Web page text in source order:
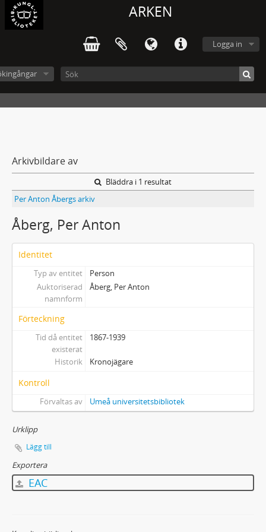
ARKEN
Logga in
Arkivbildare av
Bläddra i 1 resultat
Per Anton Åbergs arkiv
Åberg, Per Anton
Identitet
Typ av entitet
Person
Auktoriserad
namnform
Åberg, Per Anton
Förteckning
Tid då entitet
existerat
1867-1939
Historik Kronojägare
Kontroll
Förvaltas av Umeå universitetsbibliotek
Urklipp
Lägg till
Exportera
EAC